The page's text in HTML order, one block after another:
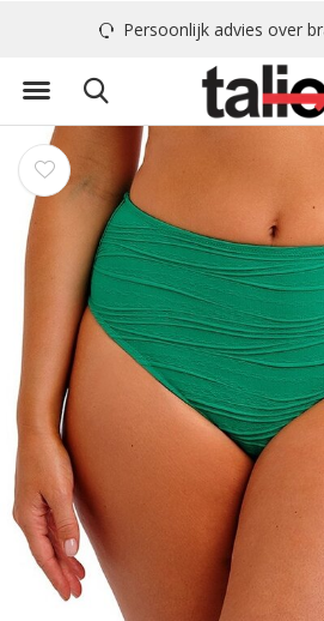
Persoonlijk advies over